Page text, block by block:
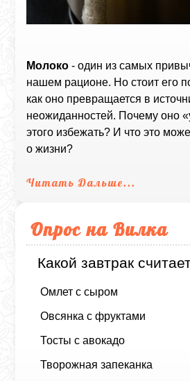
Молоко - один из самых
нашем рационе. Но стоит его
как оно превращается в
неожиданностей. Почему оно
этого избежать? И что это
о жизни?
Читать Дальше...
Опрос на Вилка
Какой завтрак
Омлет с сыром
Овсянка с фруктами
Тосты с авокадо
Творожная запеканка